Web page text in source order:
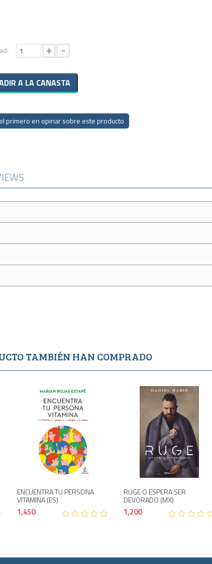
+ -
primero en opinar sobre este producto
TAMBIÉN HAN COMPRADO
ENCUENTRA TU PERSONA
VITAMINA (ES)
1,450
RUGE O ESPERA SER
DEVORADO (MX)
1,200
Agotado